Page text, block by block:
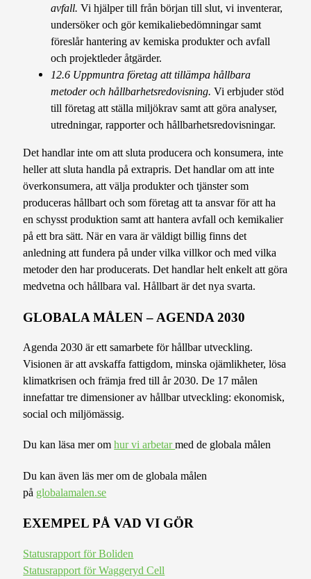
avfall. Vi hjälper till från början till slut, vi inventerar,
undersöker och gör kemikaliebedömningar samt
föreslår hantering av kemiska produkter och avfall
och projektleder åtgärder.
12.6 Uppmuntra företag att tillämpa hållbara
metoder och hållbarhetsredovisning. Vi erbjuder stöd
till företag att ställa miljökrav samt att göra analyser,
utredningar, rapporter och hållbarhetsredovisningar.
Det handlar inte om att sluta producera och konsumera, inte
heller att sluta handla på extrapris. Det handlar om att inte
överkonsumera, att välja produkter och tjänster som
produceras hållbart och som företag att ta ansvar för att ha
en schysst produktion samt att hantera avfall och kemikalier
på ett bra sätt. När en vara är väldigt billig finns det
anledning att fundera på under vilka villkor och med vilka
metoder den har producerats. Det handlar helt enkelt att göra
medvetna och hållbara val. Hållbart är det nya svarta.
GLOBALA MÅLEN – AGENDA 2030
Agenda 2030 är ett samarbete för hållbar utveckling.
Visionen är att avskaffa fattigdom, minska ojämlikheter, lösa
klimatkrisen och främja fred till år 2030. De 17 målen
innefattar tre dimensioner av hållbar utveckling: ekonomisk,
social och miljömässig.
Du kan läsa mer omhur vi arbetarmed de globala målen
Du kan även läs mer om de globala målen
på globalamalen.se
EXEMPEL PÅ VAD VI GÖR
Statusrapport för Boliden
Statusrapport för Waggeryd Cell